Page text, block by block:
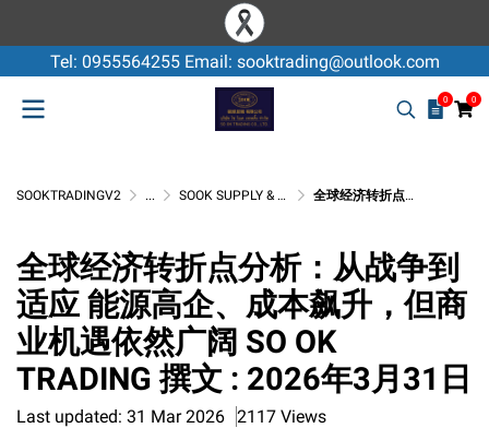
Tel: 0955564255 Email: sooktrading@outlook.com
0 0
SOOKTRADINGV2 ... SOOK SUPPLY & SERVICE 全球经济转折点分析：从战争到适应 能源高企、成本飙升，但商业机遇依然广阔 SO OK TRADING 撰文 : 2026年3月31日
全球经济转折点分析：从战争到
适应 能源高企、成本飙升，但商
业机遇依然广阔 SO OK
TRADING 撰文 : 2026年3月31日
Last updated: 31 Mar 2026 2117 Views